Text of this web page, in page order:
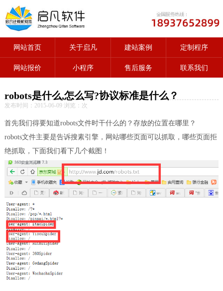
网站首页 关于启凡 建站案例 定制程序
网站报价 小程序 售后服务 联系我们
robots是什么,怎么写?协议标准是什么？
发布时间：2015-06-09 浏览： 次
首先我们得要知道robots文件时干什么的？存放的位置在哪里？
robots文件主要是告诉搜素引擎，网站哪些页面可以抓取，哪些页面拒
绝抓取，下面我们看下几个截图！